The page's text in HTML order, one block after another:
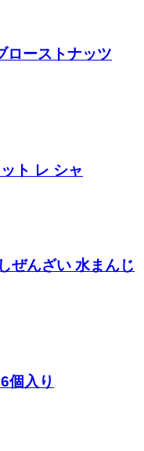
ーストナッツ
ト レ シャ
ぜんざい 水まんじ
個入り